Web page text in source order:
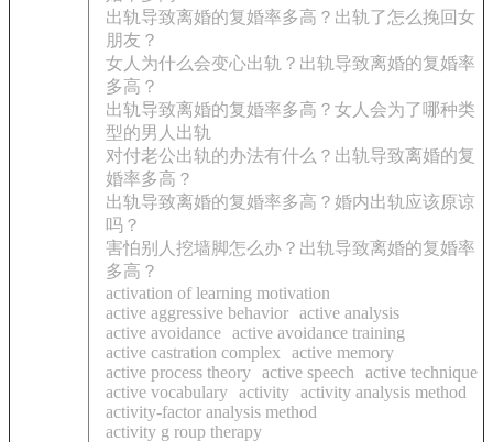
出轨导致离婚的复婚率多高？出轨了怎么挽回女
朋友？
女人为什么会变心出轨？出轨导致离婚的复婚率
多高？
出轨导致离婚的复婚率多高？女人会为了哪种类
型的男人出轨
对付老公出轨的办法有什么？出轨导致离婚的复
婚率多高？
出轨导致离婚的复婚率多高？婚内出轨应该原谅
吗？
害怕别人挖墙脚怎么办？出轨导致离婚的复婚率
多高？
activation of learning motivation
active aggressive behavior active analysis
active avoidance active avoidance training
active castration complex
active memory
active process theory active speech
active technique
active vocabulary activity activity analysis method
activity-factor analysis method
activity g roup therapy